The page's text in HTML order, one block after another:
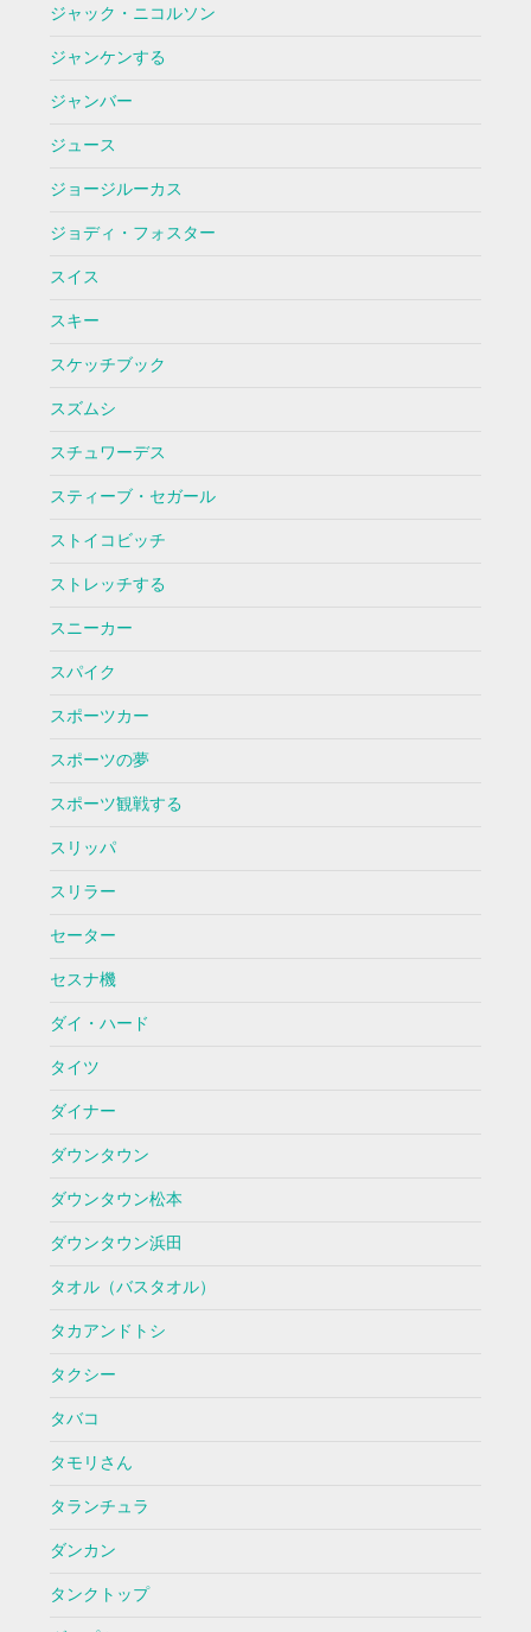
ジャック・ニコルソン
ジャンケンする
ジャンバー
ジュース
ジョージルーカス
ジョディ・フォスター
スイス
スキー
スケッチブック
スズムシ
スチュワーデス
スティーブ・セガール
ストイコビッチ
ストレッチする
スニーカー
スパイク
スポーツカー
スポーツの夢
スポーツ観戦する
スリッパ
スリラー
セーター
セスナ機
ダイ・ハード
タイツ
ダイナー
ダウンタウン
ダウンタウン松本
ダウンタウン浜田
タオル（バスタオル）
タカアンドトシ
タクシー
タバコ
タモリさん
タランチュラ
ダンカン
タンクトップ